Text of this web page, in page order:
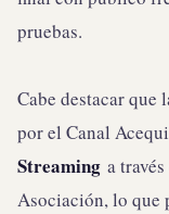
pruebas.
Cabe destacar que
por el Canal
Streaming a
Asociación, lo que